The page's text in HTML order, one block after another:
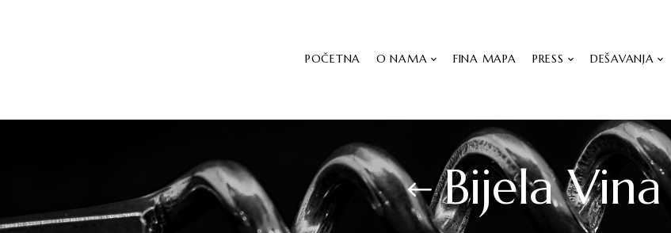
POČETNA O NAMA FINA MAPA PRESS DEŠAVANJA
Bijela Vina